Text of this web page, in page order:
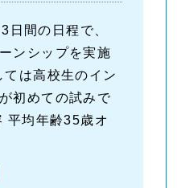
日間の日程で、
ンシップを実施
は高校生のイン
初めての試みで
平均年齢35歳オ